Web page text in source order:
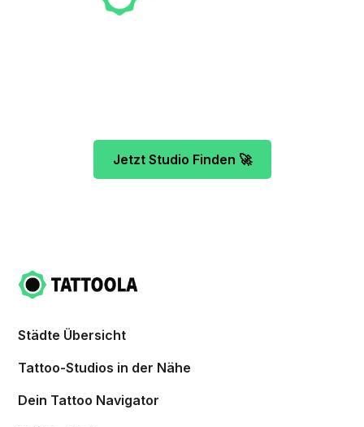
Jetzt Studio Finden 🚀
Städte Übersicht
Tattoo-Studios in der Nähe
Dein Tattoo Navigator